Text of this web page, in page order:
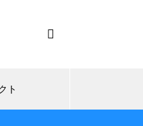
ト